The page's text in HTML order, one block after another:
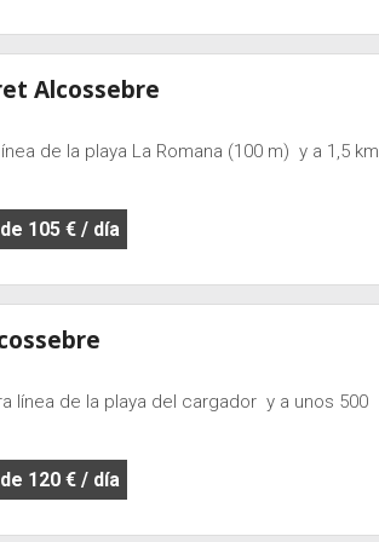
Alcossebre
de la playa La Romana (100 m) y a 1,5 km
105 € / día
línea de la playa del cargador y a unos 500
120 € / día